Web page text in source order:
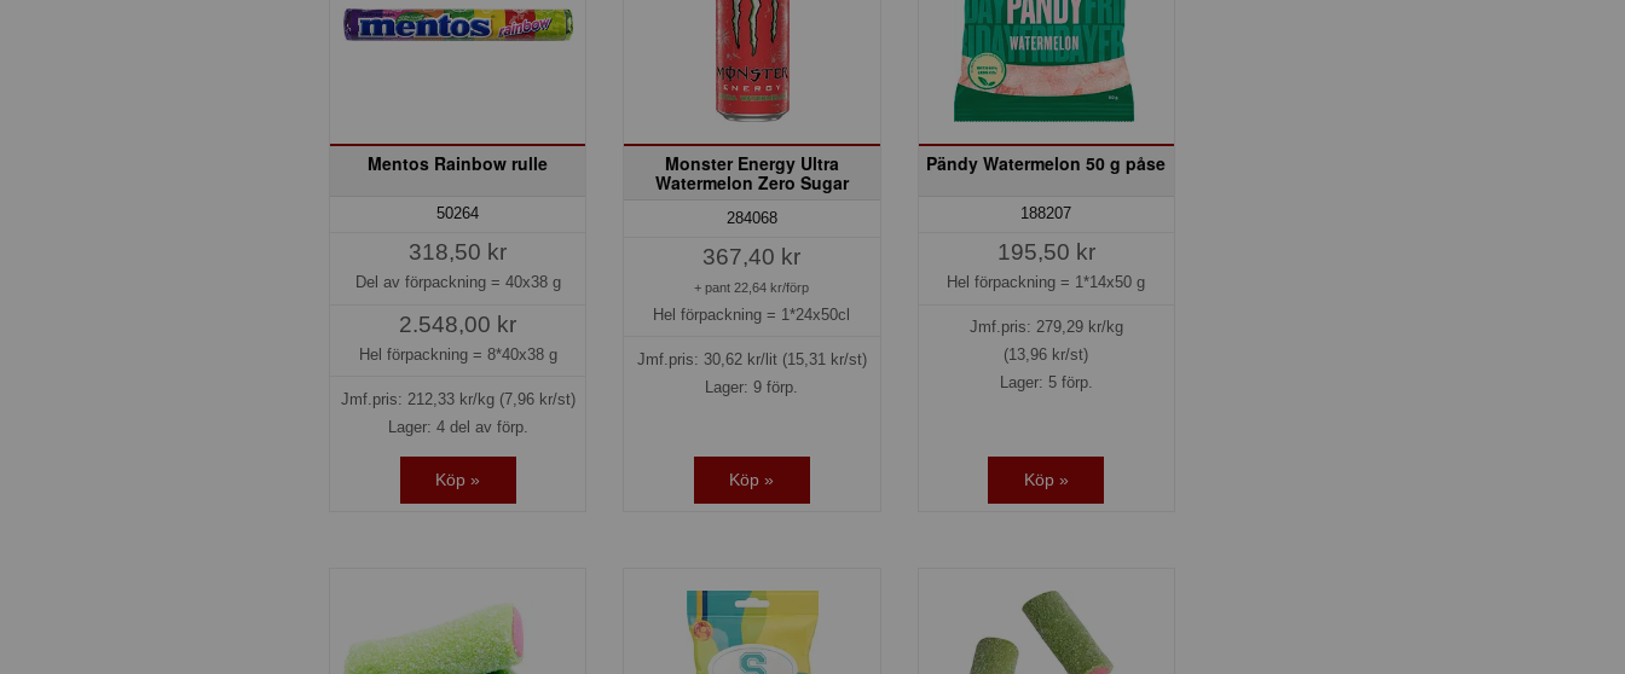
Mentos Rainbow rulle
50264
318,50 kr
Del av förpackning = 40x38 g
2.548,00 kr
Hel förpackning = 8*40x38 g
Jmf.pris: 212,33kr/kg (7,96 kr/st)
Lager: 4 del av förp.
Köp »
Monster Energy Ultra
Watermelon Zero Sugar
284068
367,40 kr
+ pant 22,64 kr/förp
Hel förpackning = 1*24x50cl
Jmf.pris: 30,62kr/lit (15,31 kr/st)
Lager: 9 förp.
Köp »
Pändy Watermelon 50 g påse
188207
195,50 kr
Hel förpackning = 1*14x50 g
Jmf.pris: 279,29kr/kg
(13,96 kr/st)
Lager: 5 förp.
Köp »